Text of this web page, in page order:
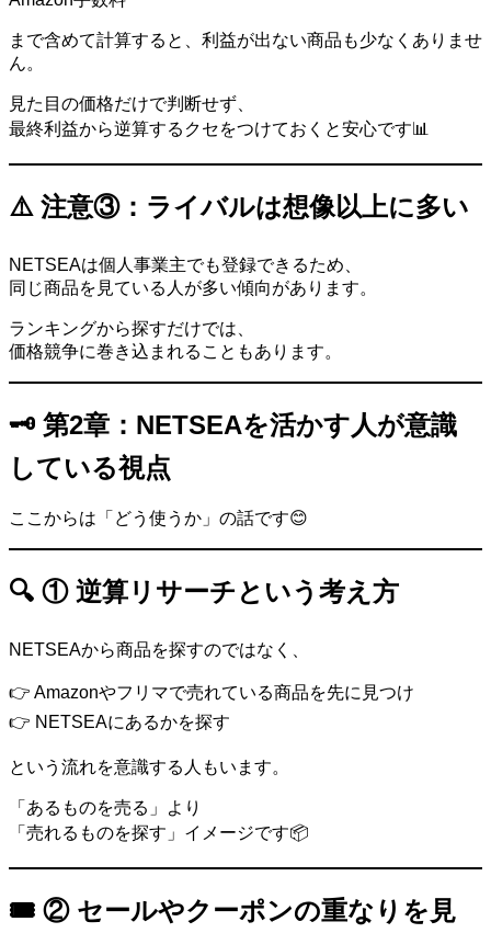
まで含めて計算すると、利益が出ない商品も少なくありませ
ん。
見た目の価格だけで判断せず、
最終利益から逆算するクセをつけておくと安心です📊
⚠️ 注意③：ライバルは想像以上に多い
NETSEAは個人事業主でも登録できるため、
同じ商品を見ている人が多い傾向があります。
ランキングから探すだけでは、
価格競争に巻き込まれることもあります。
🗝️ 第2章：NETSEAを活かす人が意識
している視点
ここからは「どう使うか」の話です😊
🔍 ① 逆算リサーチという考え方
NETSEAから商品を探すのではなく、
👉 Amazonやフリマで売れている商品を先に見つけ
👉 NETSEAにあるかを探す
という流れを意識する人もいます。
「あるものを売る」より
「売れるものを探す」イメージです📦
🎟️ ② セールやクーポンの重なりを見